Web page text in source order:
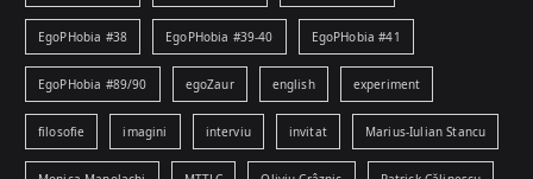
EgoPHobia #38 EgoPHobia #39-40 EgoPHobia #41
EgoPHobia #89/90 egoZaur english experiment
filosofie imagini interviu invitat Marius-Iulian Stancu